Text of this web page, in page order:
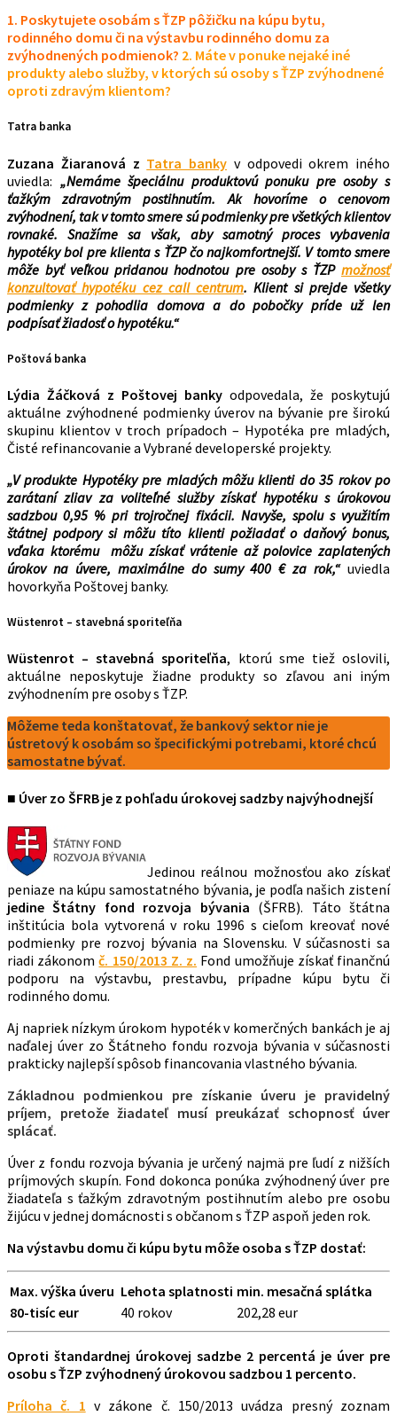
1. Poskytujete osobám s ŤZP pôžičku na kúpu bytu,
rodinného domu či na výstavbu rodinného domu za
zvýhodnených podmienok? 2. Máte v ponuke nejaké iné
produkty alebo služby, v ktorých sú osoby s ŤZP zvýhodnené
oproti zdravým klientom?
Tatra banka
Zuzana Žiaranová z Tatra banky v odpovedi okrem iného
uviedla: „Nemáme špeciálnu produktovú ponuku pre osoby s
ťažkým zdravotným postihnutím. Ak hovoríme o cenovom
zvýhodnení, tak v tomto smere sú podmienky pre všetkých klientov
rovnaké. Snažíme sa však, aby samotný proces vybavenia
hypotéky bol pre klienta s ŤZP čo najkomfortnejší. V tomto smere
môže byť veľkou pridanou hodnotou pre osoby s ŤZP možnosť
konzultovať hypotéku cez call centrum. Klient si prejde všetky
podmienky z pohodlia domova a do pobočky príde už len
podpísať žiadosť o hypotéku.“
Poštová banka
Lýdia Žáčková z Poštovej banky odpovedala, že poskytujú
aktuálne zvýhodnené podmienky úverov na bývanie pre širokú
skupinu klientov v troch prípadoch – Hypotéka pre mladých,
Čisté refinancovanie a Vybrané developerské projekty.
„V produkte Hypotéky pre mladých môžu klienti do 35 rokov po
zarátaní zliav za voliteľné služby získať hypotéku s úrokovou
sadzbou 0,95 % pri trojročnej fixácii. Navyše, spolu s využitím
štátnej podpory si môžu títo klienti požiadať o daňový bonus,
vďaka ktorému môžu získať vrátenie až polovice zaplatených
úrokov na úvere, maximálne do sumy 400 € za rok,“ uviedla
hovorkyňa Poštovej banky.
Wüstenrot – stavebná sporiteľňa
Wüstenrot – stavebná sporiteľňa, ktorú sme tiež oslovili,
aktuálne neposkytuje žiadne produkty so zľavou ani iným
zvýhodnením pre osoby s ŤZP.
Môžeme teda konštatovať, že bankový sektor nie je
ústretový k osobám so špecifickými potrebami, ktoré chcú
samostatne bývať.
■ Úver zo ŠFRB je z pohľadu úrokovej sadzby najvýhodnejší
Jedinou reálnou možnosťou ako získať
peniaze na kúpu samostatného bývania, je podľa našich zistení
jedine Štátny fond rozvoja bývania (ŠFRB). Táto štátna
inštitúcia bola vytvorená v roku 1996 s cieľom kreovať nové
podmienky pre rozvoj bývania na Slovensku. V súčasnosti sa
riadi zákonomč. 150/2013 Z. z. Fond umožňuje získať finančnú
podporu na výstavbu, prestavbu, prípadne kúpu bytu či
rodinného domu.
Aj napriek nízkym úrokom hypoték v komerčných bankách je aj
naďalej úver zo Štátneho fondu rozvoja bývania v súčasnosti
prakticky najlepší spôsob financovania vlastného bývania.
Základnou podmienkou pre získanie úveru je pravidelný
príjem, pretože žiadateľ musí preukázať schopnosť úver
splácať.
Úver z fondu rozvoja bývania je určený najmä pre ľudí z nižších
príjmových skupín. Fond dokonca ponúka zvýhodnený úver pre
žiadateľa s ťažkým zdravotným postihnutím alebo pre osobu
žijúcu v jednej domácnosti s občanom s ŤZP aspoň jeden rok.
Na výstavbu domu či kúpu bytu môže osoba s ŤZP dostať:
Max. výška úveru Lehota splatnosti min. mesačná splátka
80-tisíc eur
40 rokov 202,28 eur
Oproti štandardnej úrokovej sadzbe 2 percentá je úver pre
osobu s ŤZP zvýhodnený úrokovou sadzbou 1 percento.
Príloha č. 1 v zákone č. 150/2013 uvádza presný zoznam